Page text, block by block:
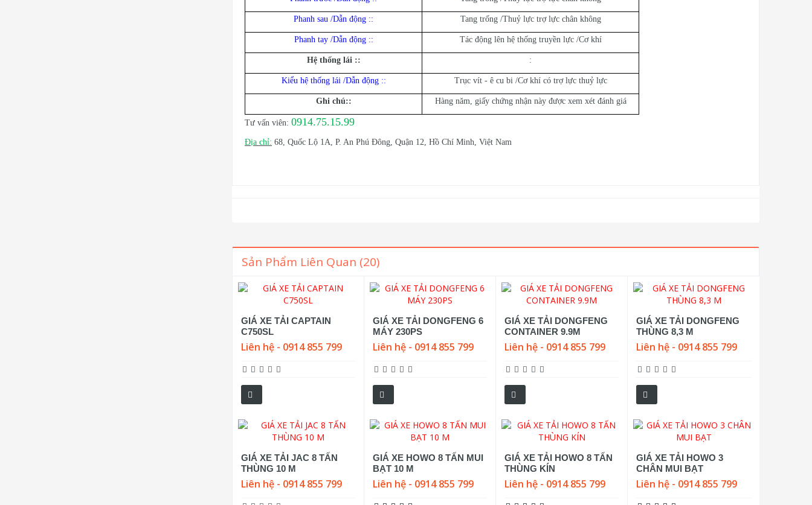
Phanh sau /Dẫn động :: Tang trống /Thuỷ lực trợ lực chân không
Phanh tay /Dẫn động :: Tác động lên hệ thống truyền lực /Cơ khí
Hệ thống lái :: :
Kiểu hệ thống lái /Dẫn động :: Trục vít - ê cu bi /Cơ khí có trợ lực thuỷ lực
Ghi chú:: Hàng năm, giấy chứng nhận này được xem xét đánh giá
Tư vấn viên: 0914.75.15.99
Địa chỉ: 68, Quốc Lộ 1A, P. An Phú Đông, Quận 12, Hồ Chí Minh, Việt Nam
Sản Phẩm Liên Quan (20)
GIÁ XE TẢI CAPTAIN
C750SL
Liên hệ - 0914 855 799
GIÁ XE TẢI DONGFENG 6
MÁY 230PS
Liên hệ - 0914 855 799
GIÁ XE TẢI DONGFENG
CONTAINER 9.9M
Liên hệ - 0914 855 799
GIÁ XE TẢI DONGFENG
THÙNG 8,3 M
Liên hệ - 0914 855 799
GIÁ XE TẢI JAC 8 TẤN
THÙNG 10 M
Liên hệ - 0914 855 799
GIÁ XE HOWO 8 TẤN MUI
BẠT 10 M
Liên hệ - 0914 855 799
GIÁ XE TẢI HOWO 8 TẤN
THÙNG KÍN
Liên hệ - 0914 855 799
GIÁ XE TẢI HOWO 3
CHÂN MUI BẠT
Liên hệ - 0914 855 799